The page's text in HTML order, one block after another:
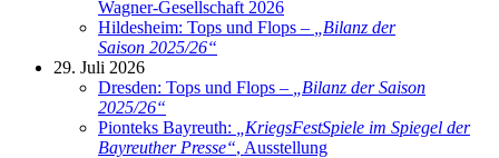
Wagner-Gesellschaft 2026
Hildesheim: Tops und Flops –
Bilanz der
Saison 2025/26“
29. Juli 2026
Dresden: Tops und Flops –
Bilanz der Saison
2025/26“
Pionteks Bayreuth:
KriegsFestSpiele im Spiegel der
Bayreuther Presse“, Ausstellung